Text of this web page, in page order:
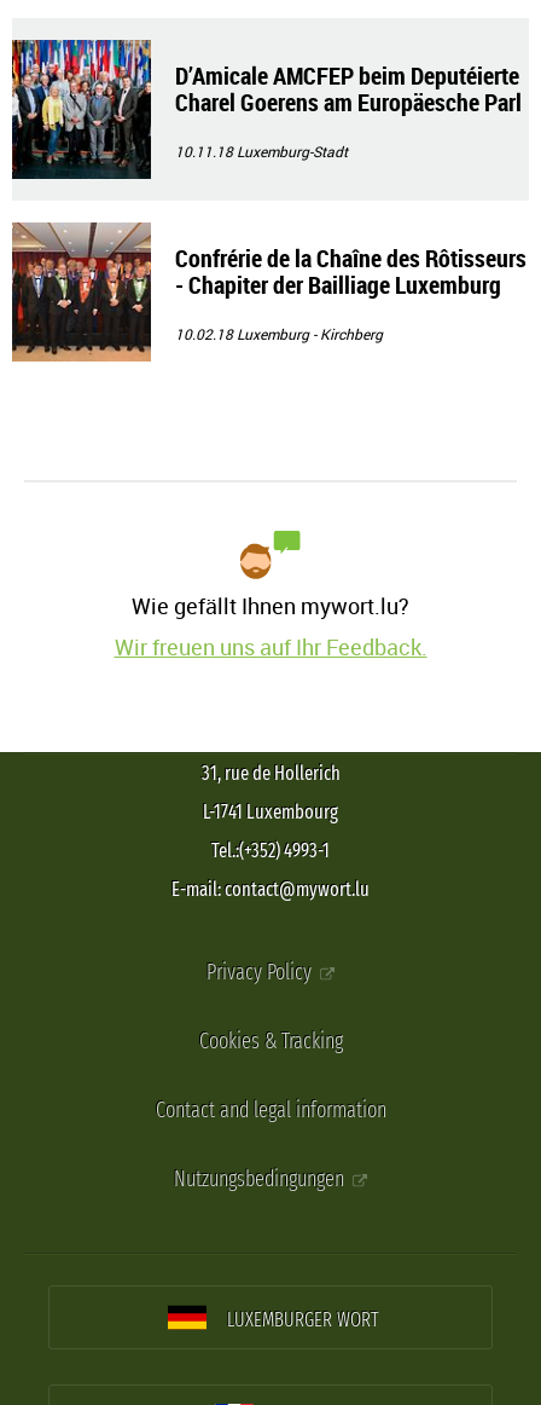
D’Amicale AMCFEP beim Deputéierte
Charel Goerens am Europäesche Parl
10.11.18Luxemburg-Stadt
Confrérie de la Chaîne des Rôtisseurs
- Chapiter der Bailliage Luxemburg
10.02.18Luxemburg - Kirchberg
Wie gefällt Ihnen mywort.lu?
Wir freuen uns auf Ihr Feedback.
31, rue de Hollerich
L-1741 Luxembourg
Tel.:(+352) 4993-1
E-mail: contact@mywort.lu
Privacy Policy
Cookies & Tracking
Contact and legal information
Nutzungsbedingungen
LUXEMBURGER WORT